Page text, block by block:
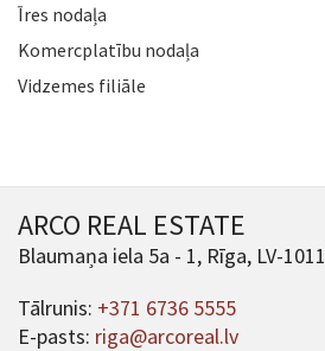
Īres nodaļa
Komercplatību nodaļa
Vidzemes filiāle
ARCO REAL ESTATE
Blaumaņa iela 5a - 1, Rīga, LV-1011
Tālrunis: +371 6736 5555
E-pasts: riga@arcoreal.lv